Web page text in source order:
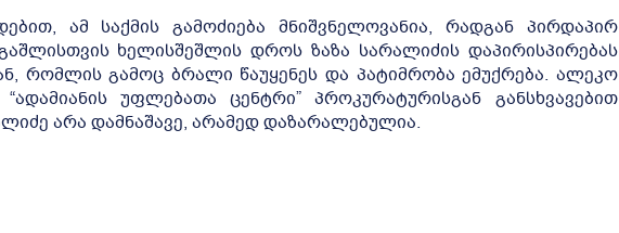
ამ საქმის გამოძიება მნიშვნელოვანია, რადგან პირდაპირ
ხელისშეშლის დროს ზაზა სარალიძის დაპირისპირებას
რომლის გამოც ბრალი წაუყენეს და პატიმრობა ემუქრება. ალეკო
უფლებათა ცენტრი” პროკურატურისგან განსხვავებით
არა დამნაშავე, არამედ დაზარალებულია.